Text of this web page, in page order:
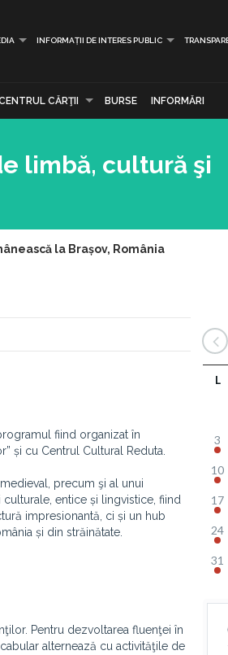
INFORMAȚII DE INTERES PUBLIC
CĂRŢII BURSE INFORMĂRI
limbă, cultură şi
la Brașov, România
fiind organizat în
și cu Centrul Cultural Reduta.
precum şi al unui
entice și lingvistice, fiind
impresionantă, ci și un hub
și din străinătate.
Pentru dezvoltarea fluenţei în
alternează cu activităţile de
L
3
10
17
24
31